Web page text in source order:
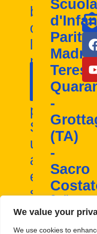
We value your
We use cookies to
ora!
bambini
con
la
nostra
scuola
d'infanzia
paritaria.
Scopri
un
ambiente
educativo
stimolante
e
inclusivo
I nostri
contatti
Madre
Teresa
-
(TA)
-
Sacro
Codice